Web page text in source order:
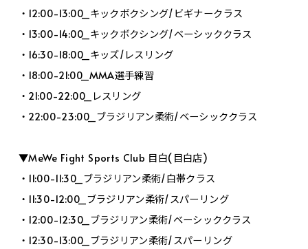
・12:00-13:00_キックボクシング/ビギナークラス
・13:00-14:00_キックボクシング/ベーシッククラス
・16:30-18:00_キッズ/レスリング
・18:00-21:00_MMA選手練習
・21:00-22:00_レスリング
・22:00-23:00_ブラジリアン柔術/ベーシッククラス
▼MeWe Fight Sports Club 目白(目白店)
・11:00-11:30_ブラジリアン柔術/白帯クラス
・11:30-12:00_ブラジリアン柔術/スパーリング
・12:00-12:30_ブラジリアン柔術/ベーシッククラス
・12:30-13:00_ブラジリアン柔術/スパーリング